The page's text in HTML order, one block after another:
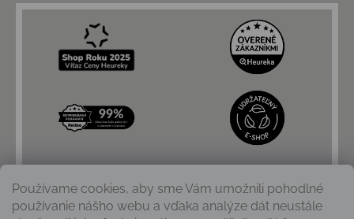
Používame cookies, aby sme Vám umožnili pohodlné
používanie nášho webu a vďaka analýze dát neustále